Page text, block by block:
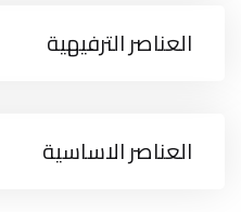
العناصر الترفيهية
العناصر الاساسية